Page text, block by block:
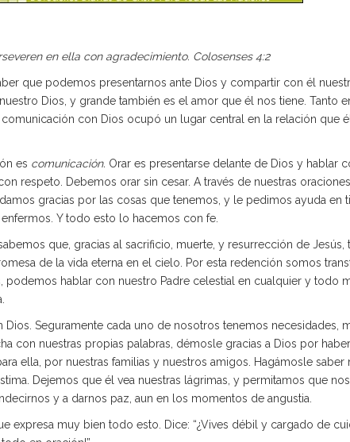
en ella con agradecimiento. Colosenses 4:2
que podemos presentarnos ante Dios y compartir con él
Dios, y grande también es el amor que él nos tiene. Tanto
con Dios ocupó un lugar central en la relación que
es comunicación. Orar es presentarse delante de Dios y hablar
respeto. Debemos orar sin cesar. A través de nuestras
gracias por las cosas que tenemos, y le pedimos ayuda en
Y todo esto lo hacemos con fe.
que, gracias al sacrificio, muerte, y resurrección de
de la vida eterna en el cielo. Por esta redención somos
podemos hablar con nuestro Padre celestial en cualquier y todo
Dios. Seguramente cada uno de nosotros tenemos necesidades,
con nuestras propias palabras, démosle gracias a Dios por
ella, por nuestras familias y nuestros amigos. Hagámosle saber
Dejemos que él vea nuestras lágrimas, y permitamos que
y a darnos paz, aun en los momentos de angustia.
expresa muy bien todo esto. Dice: “¿Vives débil y cargado de